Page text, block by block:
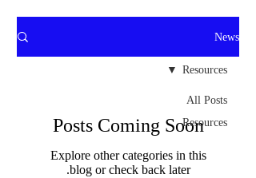
News
All Posts
Resources
Resources
Posts Coming Soon
Explore other categories in this
blog or check back later.